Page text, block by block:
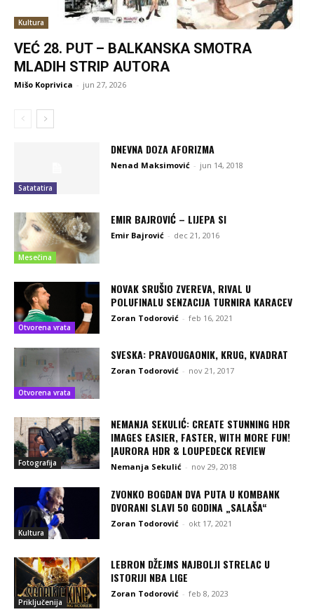
Kultura
VEĆ 28. PUT – BALKANSKA SMOTRA
MLADIH STRIP AUTORA
Mišo Koprivica - jun 27, 2026
Satatatira
DNEVNA DOZA AFORIZMA
Nenad Maksimović - jun 14, 2018
Mesečina
EMIR BAJROVIĆ – LIJEPA SI
Emir Bajrović - dec 21, 2016
Otvorena vrata
NOVAK SRUŠIO ZVEREVA, RIVAL U
POLUFINALU SENZACIJA TURNIRA KARACEV
Zoran Todorović - feb 16, 2021
Otvorena vrata
SVESKA: PRAVOUGAONIK, KRUG, KVADRAT
Zoran Todorović - nov 21, 2017
Fotografija
NEMANJA SEKULIĆ: CREATE STUNNING HDR
IMAGES EASIER, FASTER, WITH MORE FUN!
|AURORA HDR & LOUPEDECK REVIEW
Nemanja Sekulić - nov 29, 2018
Kultura
ZVONKO BOGDAN DVA PUTA U KOMBANK
DVORANI SLAVI 50 GODINA „SALAŠA“
Zoran Todorović - okt 17, 2021
Priključenija
LEBRON DŽEJMS NAJBOLJI STRELAC U
ISTORIJI NBA LIGE
Zoran Todorović - feb 8, 2023